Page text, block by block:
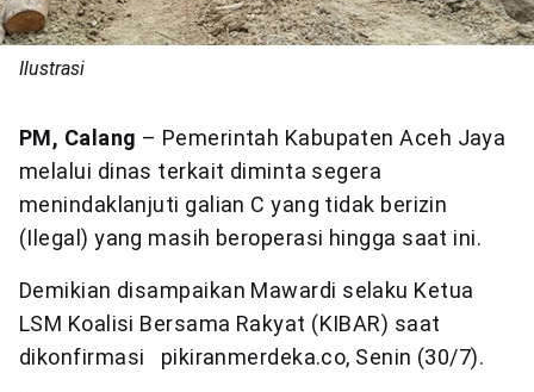
Ilustrasi
PM, Calang – Pemerintah Kabupaten Aceh Jaya
melalui dinas terkait diminta segera
menindaklanjuti galian C yang tidak berizin
(Ilegal) yang masih beroperasi hingga saat ini.
Demikian disampaikan Mawardi selaku Ketua
LSM Koalisi Bersama Rakyat (KIBAR) saat
dikonfirmasi pikiranmerdeka.co, Senin (30/7).